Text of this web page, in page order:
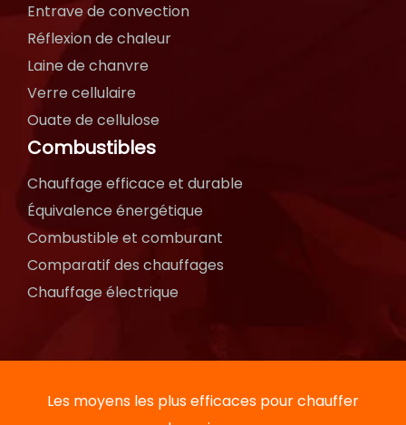
Entrave de convection
Réflexion de chaleur
Laine de chanvre
Verre cellulaire
Ouate de cellulose
Combustibles
Chauffage efficace et durable
Équivalence énergétique
Combustible et comburant
Comparatif des chauffages
Chauffage électrique
Les moyens les plus efficaces pour chauffer